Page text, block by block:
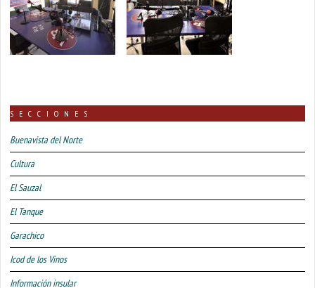
SECCIONES
Buenavista del Norte
Cultura
El Sauzal
El Tanque
Garachico
Icod de los Vinos
Información insular